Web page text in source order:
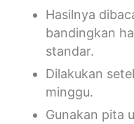
Hasilnya
bandingkan
standar.
Dilakukan
minggu.
Gunakan pita